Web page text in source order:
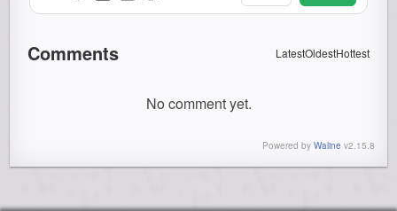
Comments LatestOldestHottest
No comment yet.
Powered by Waline v2.15.8